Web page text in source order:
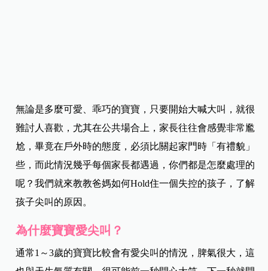
無論是多麼可愛、乖巧的寶寶，只要開始大喊大叫，就很
難討人喜歡，尤其在公共場合上，家長往往會感覺非常尷
尬，畢竟在戶外時的態度，必須比關起家門時「有禮貌」
些，而此情況幾乎每個家長都遇過，你們都是怎麼處理的
呢？我們就來教教爸媽如何Hold住一個失控的孩子，了解
孩子尖叫的原因。
為什麼寶寶愛尖叫？
通常1～3歲的寶寶比較會有愛尖叫的情況，脾氣很大，這